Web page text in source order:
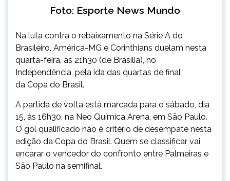
Foto: Esporte News Mundo
Na luta contra o rebaixamento na Série A do
Brasileiro, América-MG e Corinthians duelam nesta
quarta-feira, às 21h30 (de Brasília), no
Independência, pela ida das quartas de final
da Copa do Brasil.
A partida de volta está marcada para o sábado, dia
15, às 16h30, na Neo Química Arena, em São Paulo.
O gol qualificado não é critério de desempate nesta
edição da Copa do Brasil. Quem se classificar vai
encarar o vencedor do confronto entre Palmeiras e
São Paulo na semifinal.